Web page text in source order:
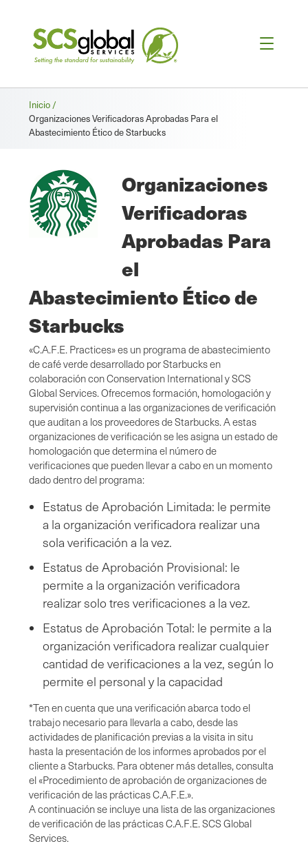
Migas
de
pan
Inicio /
Organizaciones Verificadoras Aprobadas Para el
Abastecimiento Ético de Starbucks
Organizaciones
Verificadoras
Aprobadas Para
el
Abastecimiento Ético de
Starbucks
«C.A.F.E. Practices» es un programa de abastecimiento
de café verde desarrollado por Starbucks en
colaboración con Conservation International y SCS
Global Services. Ofrecemos formación, homologación y
supervisión continua a las organizaciones de verificación
que auditan a los proveedores de Starbucks. A estas
organizaciones de verificación se les asigna un estado de
homologación que determina el número de
verificaciones que pueden llevar a cabo en un momento
dado dentro del programa:
Estatus de Aprobación Limitada: le permite
a la organización verificadora realizar una
sola verificación a la vez.
Estatus de Aprobación Provisional: le
permite a la organización verificadora
realizar solo tres verificaciones a la vez.
Estatus de Aprobación Total: le permite a la
organización verificadora realizar cualquier
cantidad de verificaciones a la vez, según lo
permite el personal y la capacidad
*Ten en cuenta que una verificación abarca todo el
trabajo necesario para llevarla a cabo, desde las
actividades de planificación previas a la visita in situ
hasta la presentación de los informes aprobados por el
cliente a Starbucks. Para obtener más detalles, consulta
el «Procedimiento de aprobación de organizaciones de
verificación de las prácticas C.A.F.E.».
A continuación se incluye una lista de las organizaciones
de verificación de las prácticas C.A.F.E. SCS Global
Services.